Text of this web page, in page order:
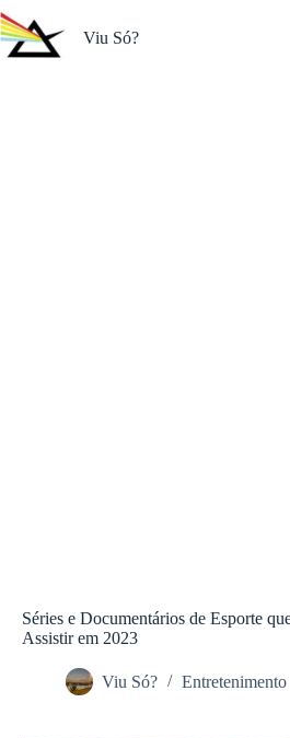
Pular
para
o
Viu Só?
Séries e Documentários de Esporte
Assistir em 2023
Viu Só? Entretenimento